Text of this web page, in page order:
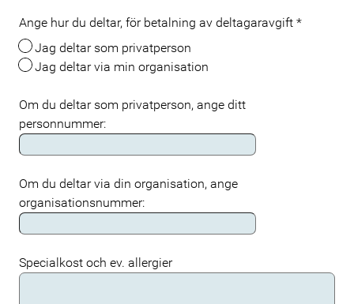
Ange hur du deltar, för betalning av deltagaravgift *
Jag deltar som privatperson
Jag deltar via min organisation
Om du deltar som privatperson, ange ditt
personnummer:
Om du deltar via din organisation, ange
organisationsnummer:
Specialkost och ev. allergier